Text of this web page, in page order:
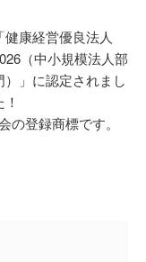
「健康経営優良法人
（中小規模法人部
）」に認定されまし
！
登録商標です。